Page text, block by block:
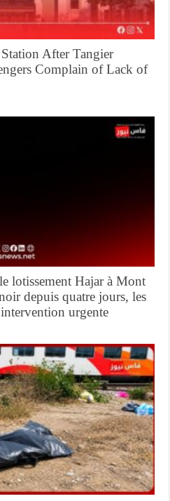
After Tangier
Complain of Lack of
lotissement Hajar à Mont
depuis quatre jours, les
urgente